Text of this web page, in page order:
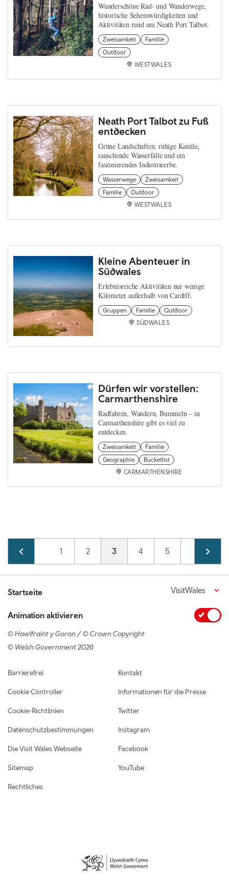
Wunderschöne Rad- und Wanderwege,
historische Sehenswürdigkeiten und
Aktivitäten rund um Neath Port Talbot.
Zweisamkeit
Familie
Outdoor
WESTWALES
Neath Port Talbot zu Fuß
entdecken
Grüne Landschaften, ruhige Kanäle,
rauschende Wasserfälle und ein
faszinierendes Industrieerbe.
Wasserwege
Zweisamkeit
Familie
Outdoor
WESTWALES
Kleine Abenteuer in
Südwales
Erlebnisreiche Aktivitäten nur wenige
Kilometer außerhalb von Cardiff.
Gruppen Familie
Outdoor
SÜDWALES
Dürfen wir vorstellen:
Carmarthenshire
Radfahren, Wandern, Bummeln – in
Carmarthenshire gibt es viel zu
entdecken.
Zweisamkeit
Familie
Geographie
Bucketlist
CARMARTHENSHIRE
Pagination
Page
1 Page
2 Current page
3 Page
4 Page
5
Startseite VisitWales
Animation aktivieren
© Hawlfraint y Goron / © Crown Copyright
© Welsh Government 2026
Footer navigation
Barrierefrei
Cookie Controller
Cookie-Richtlinien
Datenschutzbestimmungen
Die Visit Wales Webseite
Sitemap
Rechtliches
Kontakt
Informationen für die Presse
Twitter
Instagram
Facebook
YouTube